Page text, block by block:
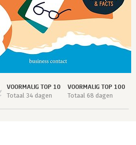
VOORMALIG TOP 10
Totaal 34 dagen
VOORMALIG TOP 100
Totaal 68 dagen